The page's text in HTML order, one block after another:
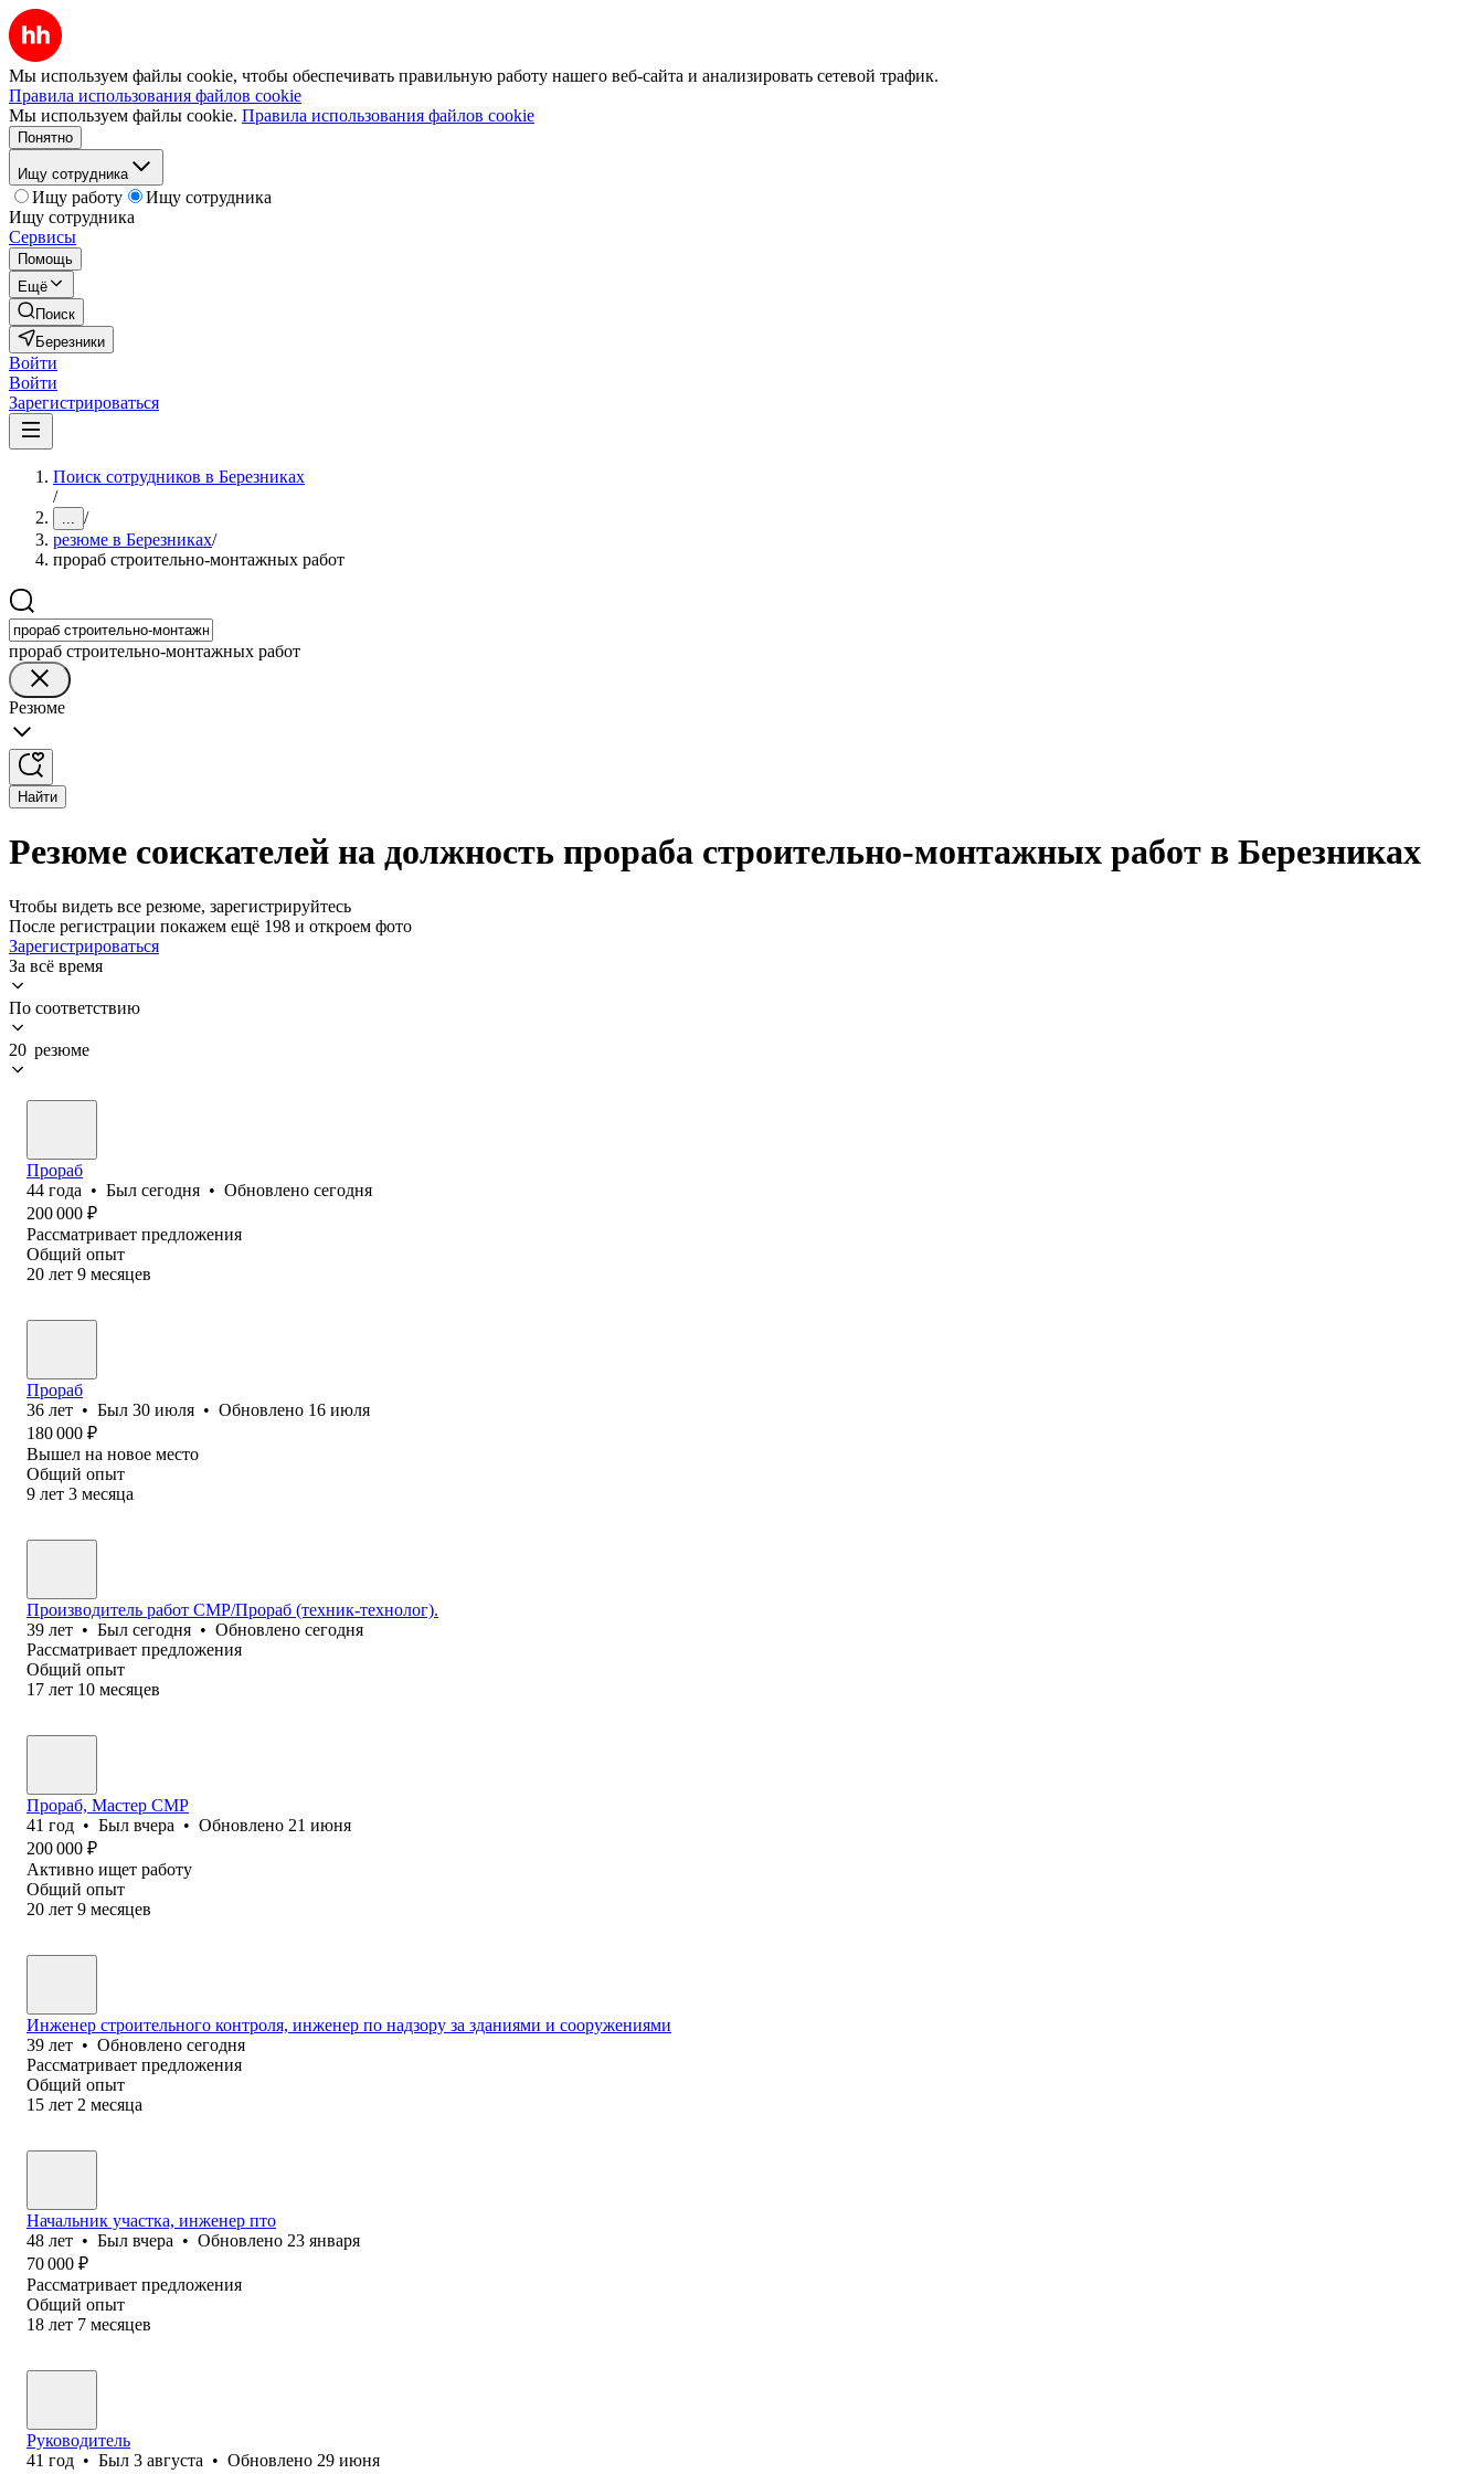
Мы используем файлы cookie, чтобы обеспечивать правильную работу нашего веб-сайта и анализировать сетевой трафик.
Правила использования файлов cookie
Мы используем файлы cookie. Правила использования файлов cookie
Понятно
Ищу сотрудника
Ищу работу
Ищу сотрудника
Ищу сотрудника
Сервисы
Помощь
Ещё
Поиск
Березники
Войти
Войти
Зарегистрироваться
Поиск сотрудников в Березниках
/
... /
резюме в Березниках/
прораб строительно-монтажных работ
прораб строительно-монтажных работ
Резюме
Найти
Резюме соискателей на должность прораба строительно-монтажных работ в Березниках
Чтобы видеть все резюме, зарегистрируйтесь
После регистрации покажем ещё 198 и откроем фото
Зарегистрироваться
За всё время
По соответствию
20 резюме
Прораб
44 года • Был сегодня • Обновлено сегодня
200 000 ₽
Рассматривает предложения
Общий опыт
20 лет 9 месяцев
Прораб
36 лет • Был 30 июля • Обновлено 16 июля
180 000 ₽
Вышел на новое место
Общий опыт
9 лет 3 месяца
Производитель работ СМР/Прораб (техник-технолог).
39 лет • Был сегодня • Обновлено сегодня
Рассматривает предложения
Общий опыт
17 лет 10 месяцев
Прораб, Мастер СМР
41 год • Был вчера • Обновлено 21 июня
200 000 ₽
Активно ищет работу
Общий опыт
20 лет 9 месяцев
Инженер строительного контроля, инженер по надзору за зданиями и сооружениями
39 лет • Обновлено сегодня
Рассматривает предложения
Общий опыт
15 лет 2 месяца
Начальник участка, инженер пто
48 лет • Был вчера • Обновлено 23 января
70 000 ₽
Рассматривает предложения
Общий опыт
18 лет 7 месяцев
Руководитель
41 год • Был 3 августа • Обновлено 29 июня